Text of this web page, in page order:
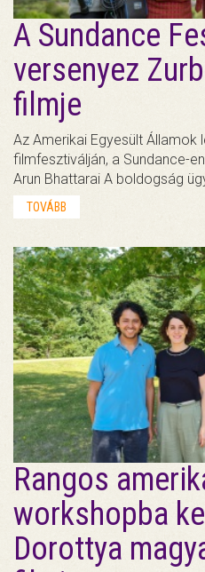
A Sundance
versenyez
filmje
Az Amerikai Egyesült Államok
filmfesztiválján, a Sundance-
Arun Bhattarai A boldogság
TOVÁBB
Rangos
workshopba
Dorottya